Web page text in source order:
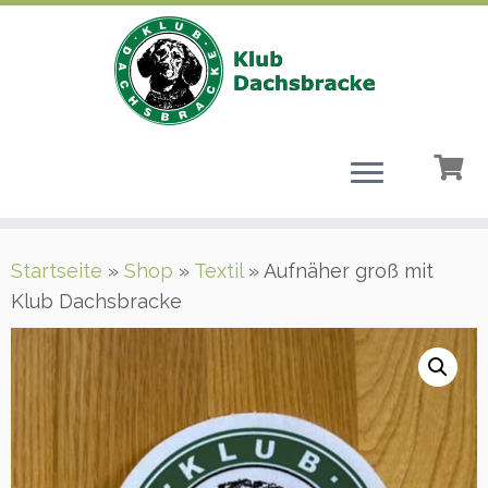
Inhalt
springen
Startseite » Shop » Textil »Aufnäher groß mit
Klub Dachsbracke